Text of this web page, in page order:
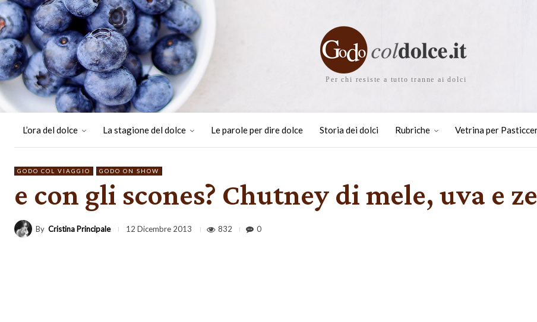
Per chi resiste a tutto tranne ai dolci
L’ora del dolce La stagione del dolce Le parole per dire dolce Storia dei dolci Rubriche Vetrina per
GODO COL VIAGGIO GODO ON SHOW
e con gli scones? Chutney di mele, uva e
By Cristina Principale 12 Dicembre 2013 832 0